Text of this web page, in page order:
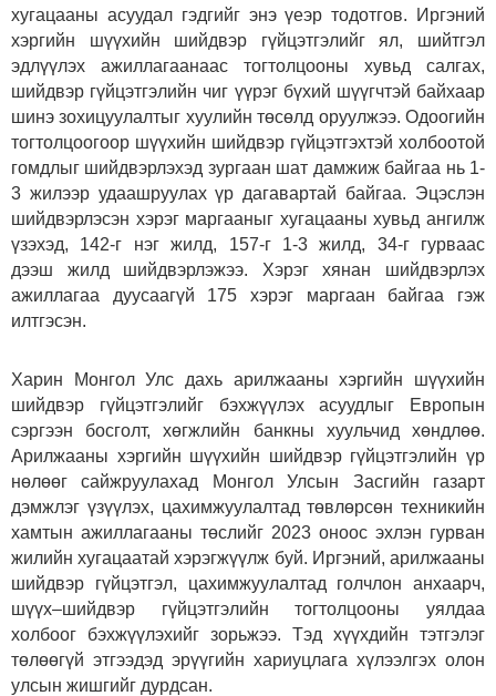
хугацааны асуудал гэдгийг энэ үеэр тодотгов. Иргэний
хэргийн шүүхийн шийдвэр гүйцэтгэлийг ял, шийтгэл
эдлүүлэх ажиллагаанаас тогтолцооны хувьд салгах,
шийдвэр гүйцэтгэлийн чиг үүрэг бүхий шүүгчтэй байхаар
шинэ зохицуулалтыг хуулийн төсөлд оруулжээ. Одоогийн
тогтолцоогоор шүүхийн шийдвэр гүйцэтгэхтэй холбоотой
гомдлыг шийдвэрлэхэд зургаан шат дамжиж байгаа нь 1-
3 жилээр удаашруулах үр дагавартай байгаа. Эцэслэн
шийдвэрлэсэн хэрэг маргааныг хугацааны хувьд ангилж
үзэхэд, 142-г нэг жилд, 157-г 1-3 жилд, 34-г гурваас
дээш жилд шийдвэрлэжээ. Хэрэг хянан шийдвэрлэх
ажиллагаа дуусаагүй 175 хэрэг маргаан байгаа гэж
илтгэсэн.
Харин Монгол Улс дахь арилжааны хэргийн шүүхийн
шийдвэр гүйцэтгэлийг бэхжүүлэх асуудлыг
Европын
сэргээн босголт, хөгжлийн банкны хуульчид хөндлөө.
Арилжааны хэргийн шүүхийн шийдвэр гүйцэтгэлийн үр
нөлөөг сайжруулахад Монгол Улсын Засгийн газарт
дэмжлэг үзүүлэх, цахимжуулалтад төвлөрсөн техникийн
хамтын ажиллагааны төслийг 2023 оноос эхлэн гурван
жилийн хугацаатай хэрэгжүүлж буй. Иргэний, арилжааны
шийдвэр гүйцэтгэл, цахимжуулалтад голчлон анхаарч,
шүүх–шийдвэр гүйцэтгэлийн тогтолцооны уялдаа
холбоог бэхжүүлэхийг зорьжээ. Тэд хүүхдийн тэтгэлэг
төлөөгүй этгээдэд эрүүгийн хариуцлага хүлээлгэх олон
улсын жишгийг дурдсан.